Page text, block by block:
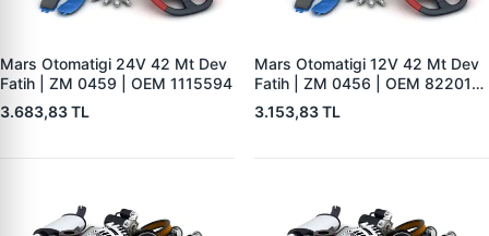
Mars Otomatigi 24V 42 Mt Dev
Fatih | ZM 0459 | OEM 1115594
3.683,83 TL
Mars Otomatigi 12V 42 Mt Dev
Fatih | ZM 0456 | OEM 82201-
5004 V1117553
2132X10456393
3.153,83 TL